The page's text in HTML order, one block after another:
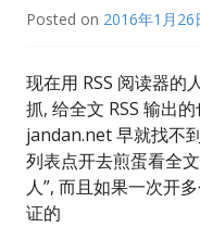
Posted on 2016年1月26
现在用 RSS 阅读器的
抓, 给全文 RSS 输出
jandan.net 早就找不
列表点开去煎蛋看全
人”, 而且如果一次开
证的